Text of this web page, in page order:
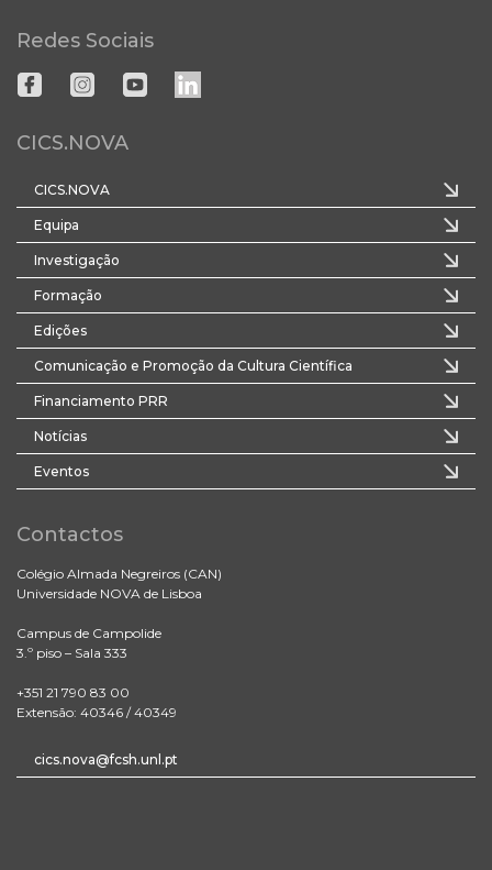
Redes Sociais
CICS.NOVA
CICS.NOVA
Equipa
Investigação
Formação
Edições
Comunicação e Promoção da Cultura Científica
Financiamento PRR
Notícias
Eventos
Contactos
Colégio Almada Negreiros (CAN)
Universidade NOVA de Lisboa
Campus de Campolide
3.º piso – Sala 333
+351 21 790 83 00
Extensão: 40346 / 40349
cics.nova@fcsh.unl.pt